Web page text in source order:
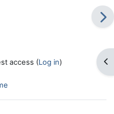
access (Log in)